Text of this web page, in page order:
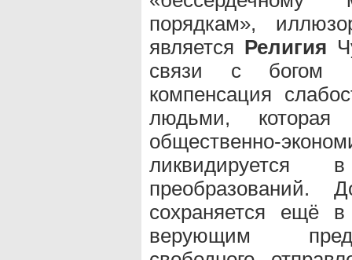
порядкам»,
является Религия
связи с богом
компенсация
людьми, которая
общественно-
ликвидируется
сохраняется ещё в
верующим